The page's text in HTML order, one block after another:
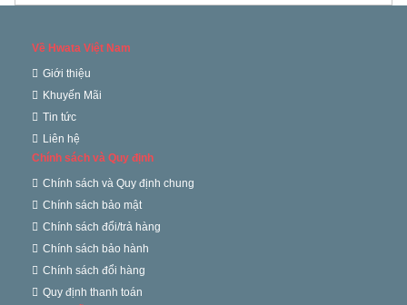
Về Hwata Việt Nam
Giới thiệu
Khuyến Mãi
Tin tức
Liên hệ
Chính sách và Quy định
Chính sách và Quy định chung
Chính sách bảo mật
Chính sách đổi/trả hàng
Chính sách bảo hành
Chính sách đổi hàng
Quy định thanh toán